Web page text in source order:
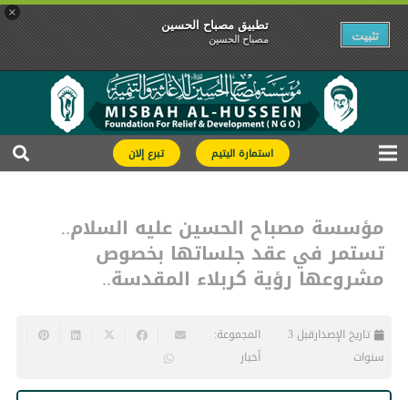
×
تطبیق مصباح الحسین
مصباح الحسین تثبیت
استمارة اليتيم تبرع إلان
مؤسسة مصباح الحسين عليه السلام..
تستمر في عقد جلساتها بخصوص
مشروعها رؤية كربلاء المقدسة..
تاريخ الإصدار
قبل 3
سنوات
المجموعة:
أخبار